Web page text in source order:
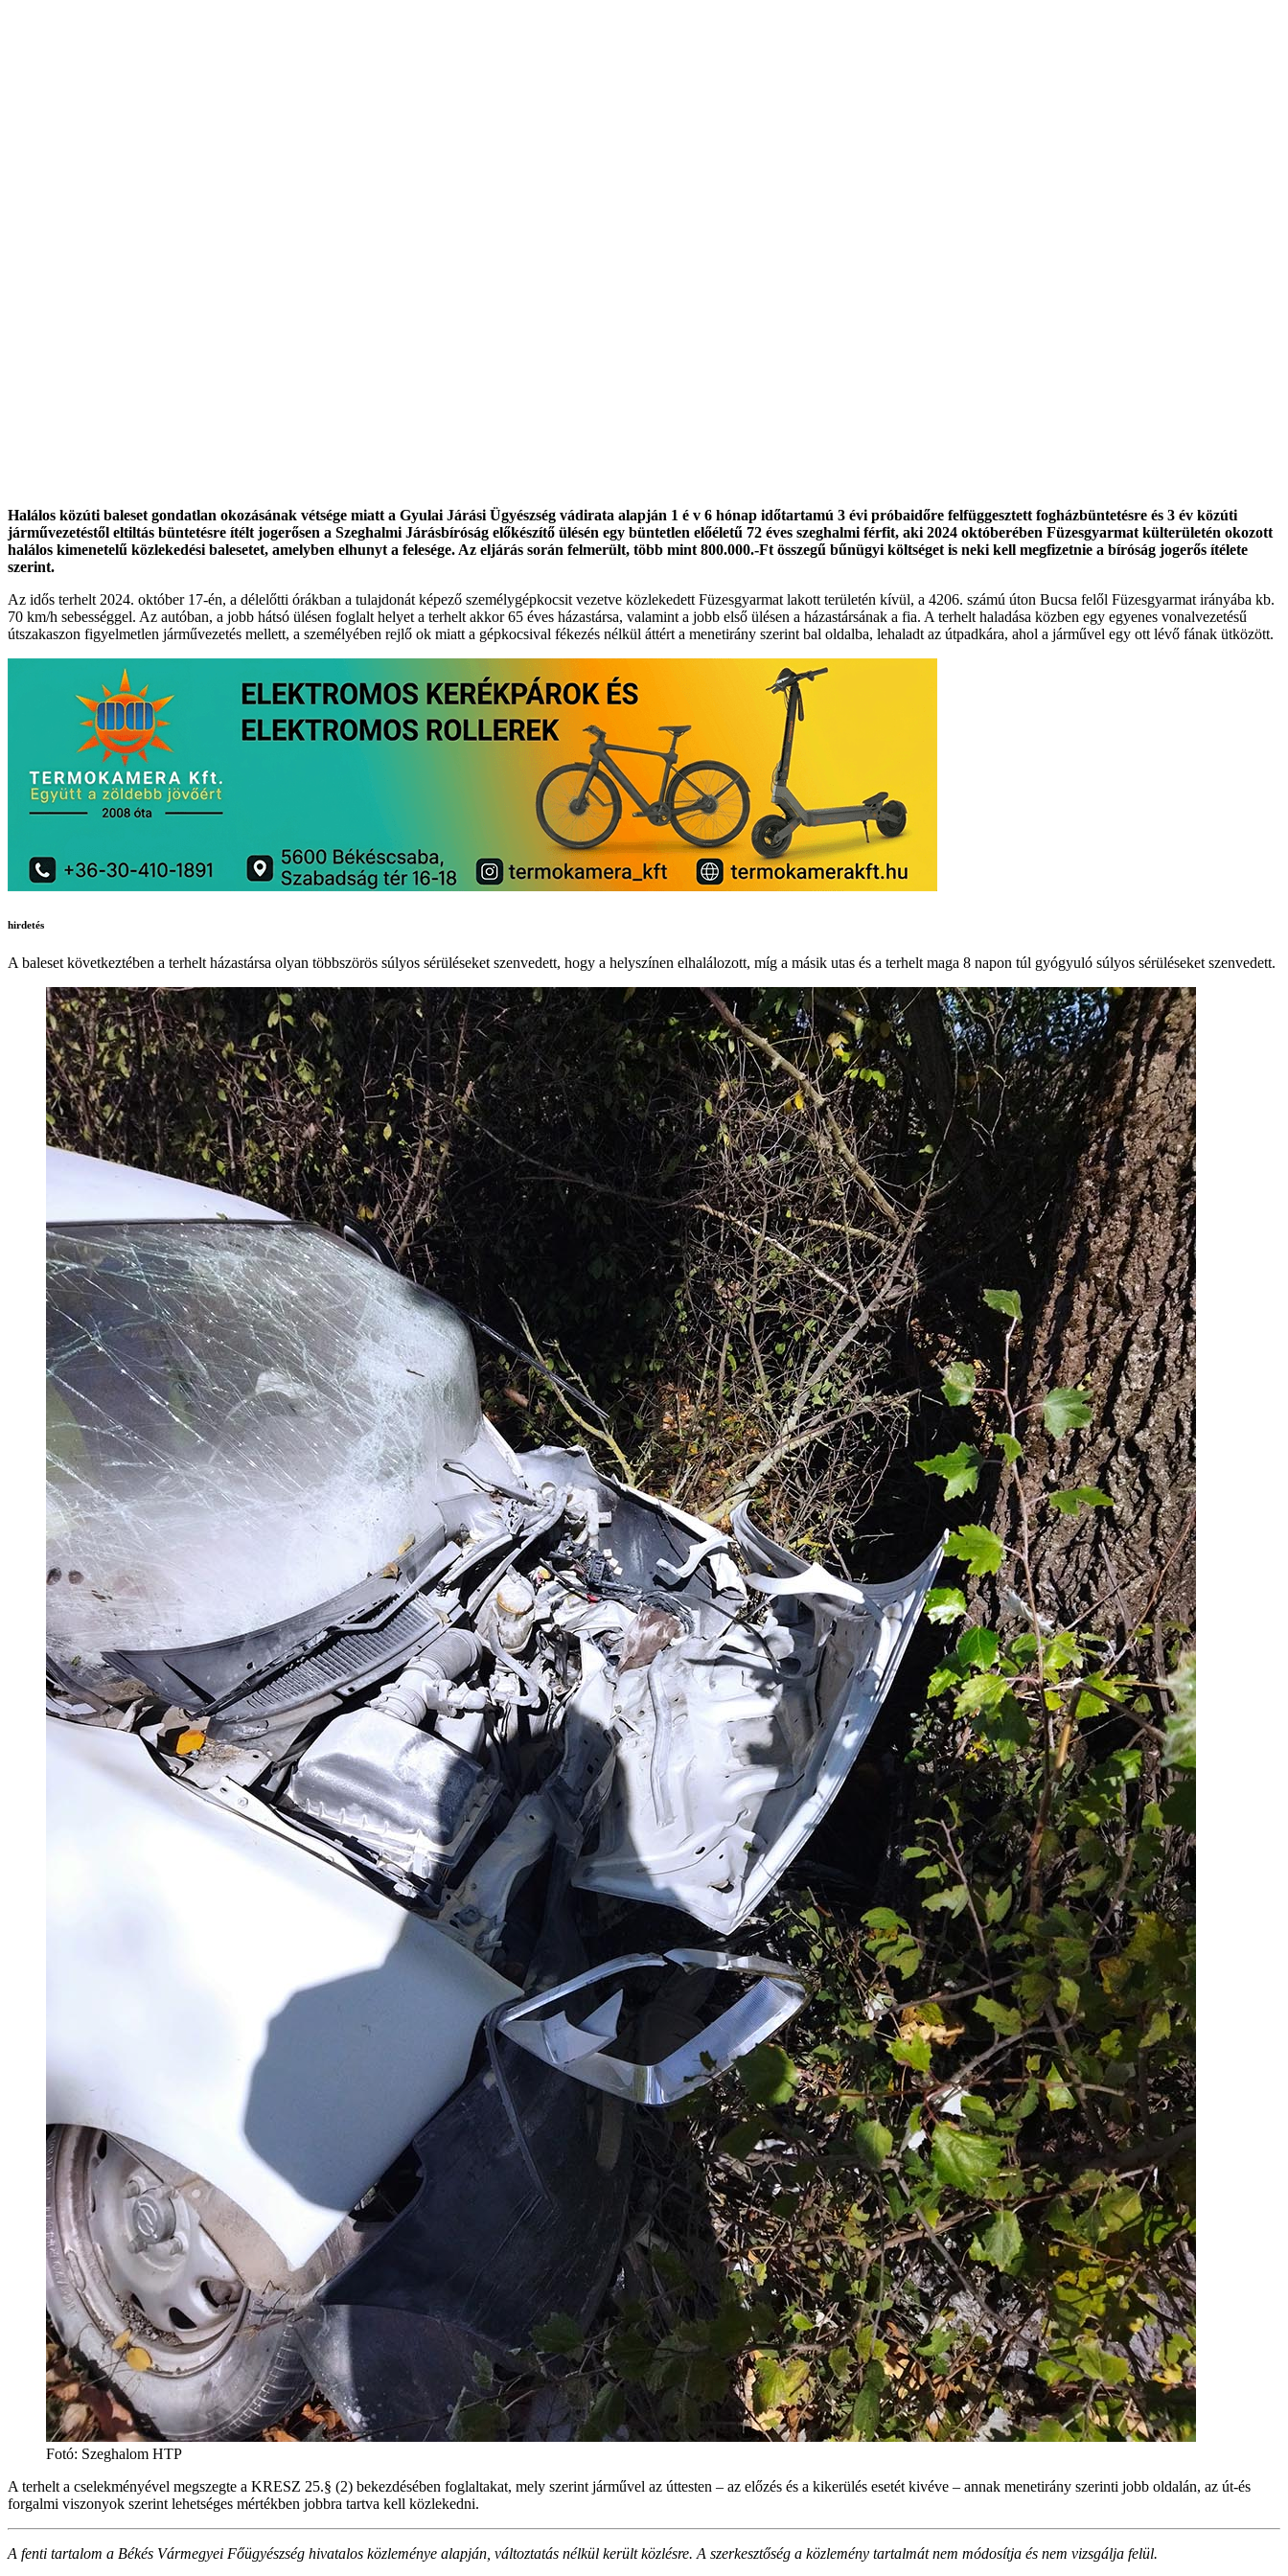
Halálos közúti baleset gondatlan okozásának vétsége miatt a Gyulai Járási Ügyészség vádirata alapján 1 é v 6 hónap időtartamú 3 évi próbaidőre felfüggesztett fogházbüntetésre és 3 év közúti
járművezetéstől eltiltás büntetésre ítélt jogerősen a Szeghalmi Járásbíróság előkészítő ülésén egy büntetlen előéletű 72 éves szeghalmi férfit, aki 2024 októberében Füzesgyarmat külterületén okozott
halálos kimenetelű közlekedési balesetet, amelyben elhunyt a felesége. Az eljárás során felmerült, több mint 800.000.-Ft összegű bűnügyi költséget is neki kell megfizetnie a bíróság jogerős ítélete
szerint.
Az idős terhelt 2024. október 17-én, a délelőtti órákban a tulajdonát képező személygépkocsit vezetve közlekedett Füzesgyarmat lakott területén kívül, a 4206. számú úton Bucsa felől Füzesgyarmat irányába kb.
70 km/h sebességgel. Az autóban, a jobb hátsó ülésen foglalt helyet a terhelt akkor 65 éves házastársa, valamint a jobb első ülésen a házastársának a fia. A terhelt haladása közben egy egyenes vonalvezetésű
útszakaszon figyelmetlen járművezetés mellett, a személyében rejlő ok miatt a gépkocsival fékezés nélkül áttért a menetirány szerint bal oldalba, lehaladt az útpadkára, ahol a járművel egy ott lévő fának ütközött.
hirdetés
A baleset következtében a terhelt házastársa olyan többszörös súlyos sérüléseket szenvedett, hogy a helyszínen elhalálozott, míg a másik utas és a terhelt maga 8 napon túl gyógyuló súlyos sérüléseket szenvedett.
Fotó: Szeghalom HTP
A terhelt a cselekményével megszegte a KRESZ 25.§ (2) bekezdésében foglaltakat, mely szerint járművel az úttesten – az előzés és a kikerülés esetét kivéve – annak menetirány szerinti jobb oldalán, az út-és
forgalmi viszonyok szerint lehetséges mértékben jobbra tartva kell közlekedni.
A fenti tartalom a Békés Vármegyei Főügyészség hivatalos közleménye alapján, változtatás nélkül került közlésre. A szerkesztőség a közlemény tartalmát nem módosítja és nem vizsgálja felül.